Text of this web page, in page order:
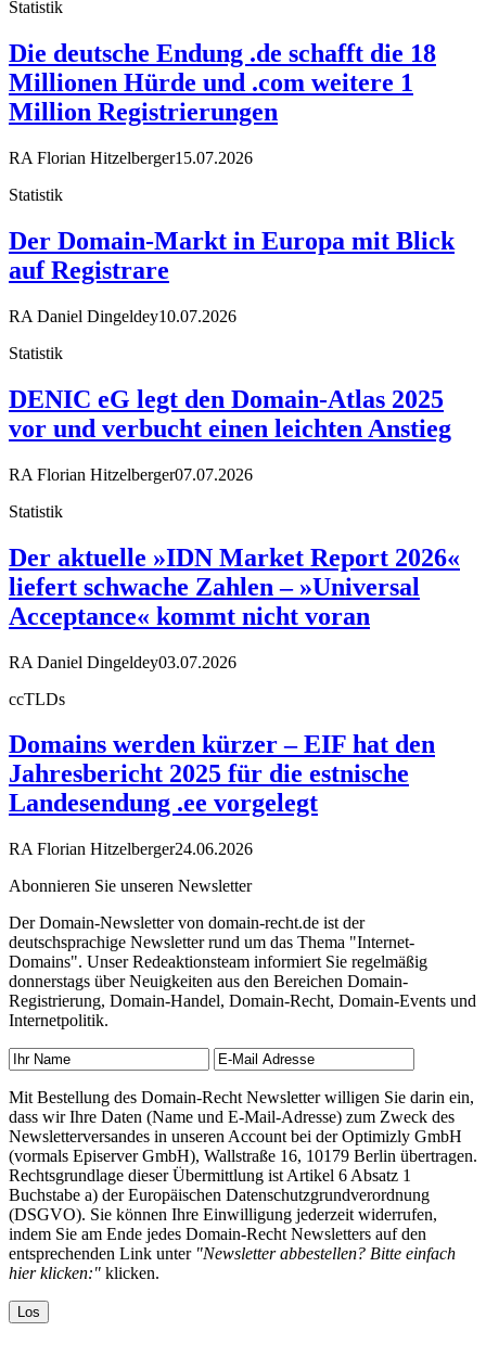
Statistik
Die deutsche Endung .de schafft die 18
Millionen Hürde und .com weitere 1
Million Registrierungen
RA Florian Hitzelberger15.07.2026
Statistik
Der Domain-Markt in Europa mit Blick
auf Registrare
RA Daniel Dingeldey10.07.2026
Statistik
DENIC eG legt den Domain-Atlas 2025
vor und verbucht einen leichten Anstieg
RA Florian Hitzelberger07.07.2026
Statistik
Der aktuelle »IDN Market Report 2026«
liefert schwache Zahlen – »Universal
Acceptance« kommt nicht voran
RA Daniel Dingeldey03.07.2026
ccTLDs
Domains werden kürzer – EIF hat den
Jahresbericht 2025 für die estnische
Landesendung .ee vorgelegt
RA Florian Hitzelberger24.06.2026
Abonnieren Sie unseren Newsletter
Der Domain-Newsletter von domain-recht.de ist der
deutschsprachige Newsletter rund um das Thema "Internet-
Domains". Unser Redeaktionsteam informiert Sie regelmäßig
donnerstags über Neuigkeiten aus den Bereichen Domain-
Registrierung, Domain-Handel, Domain-Recht, Domain-Events und
Internetpolitik.
Mit Bestellung des Domain-Recht Newsletter willigen Sie darin ein,
dass wir Ihre Daten (Name und E-Mail-Adresse) zum Zweck des
Newsletterversandes in unseren Account bei der Optimizly GmbH
(vormals Episerver GmbH), Wallstraße 16, 10179 Berlin übertragen.
Rechtsgrundlage dieser Übermittlung ist Artikel 6 Absatz 1
Buchstabe a) der Europäischen Datenschutzgrundverordnung
(DSGVO). Sie können Ihre Einwilligung jederzeit widerrufen,
indem Sie am Ende jedes Domain-Recht Newsletters auf den
entsprechenden Link unter "Newsletter abbestellen? Bitte einfach
hier klicken:" klicken.